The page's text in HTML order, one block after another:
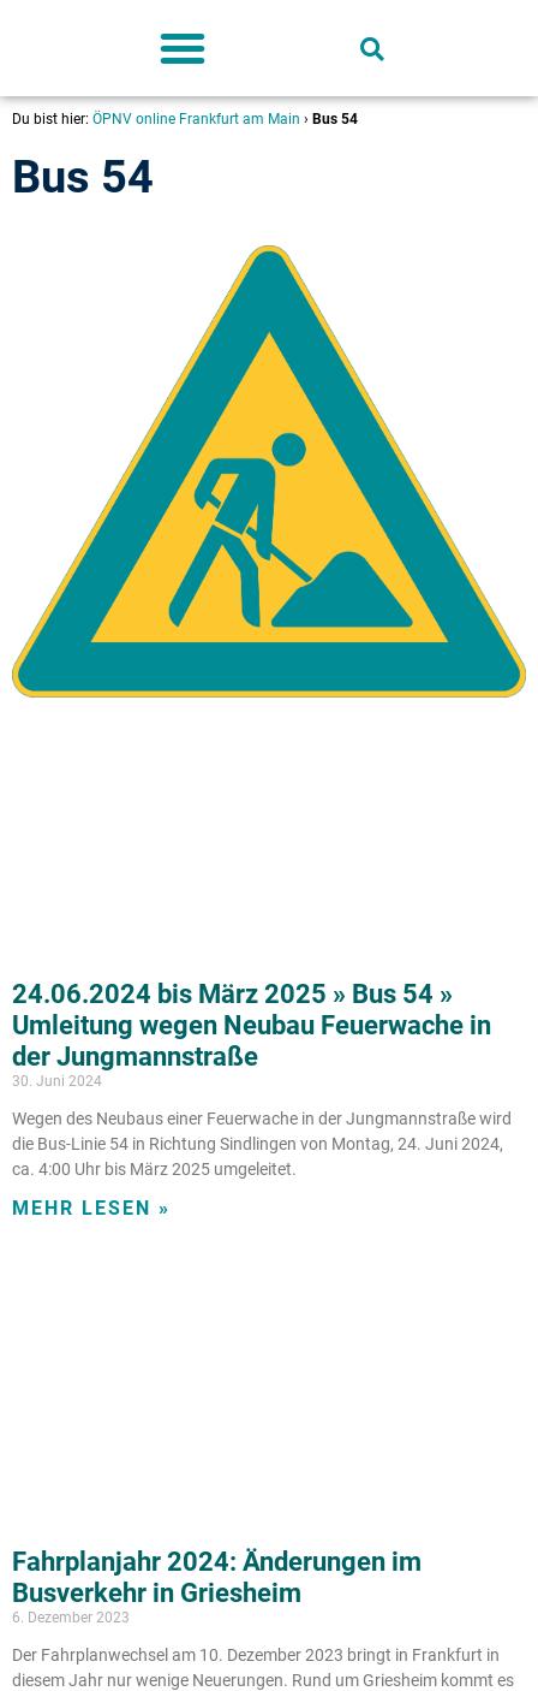
Du bist hier: ÖPNV online Frankfurt am Main › Bus 54
Bus 54
24.06.2024 bis März 2025 » Bus 54 »
Umleitung wegen Neubau Feuerwache in
der Jungmannstraße
30. Juni 2024
Wegen des Neubaus einer Feuerwache in der Jungmannstraße wird
die Bus-Linie 54 in Richtung Sindlingen von Montag, 24. Juni 2024,
ca. 4:00 Uhr bis März 2025 umgeleitet.
MEHR LESEN »
Fahrplanjahr 2024: Änderungen im
Busverkehr in Griesheim
6. Dezember 2023
Der Fahrplanwechsel am 10. Dezember 2023 bringt in Frankfurt in
diesem Jahr nur wenige Neuerungen. Rund um Griesheim kommt es